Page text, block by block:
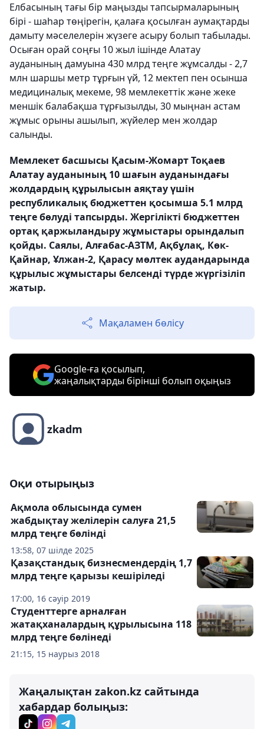
Елбасының тағы бір маңызды тапсырмаларының
бірі - шаһар төңірегін, қалаға қосылған аумақтарды
дамыту мәселелерін жүзеге асыру болып табылады.
Осыған орай соңғы 10 жыл ішінде Алатау
ауданының дамуына 430 млрд теңге жұмсалды - 2,7
млн шаршы метр тұрғын үй, 12 мектеп пен осынша
медициналық мекеме, 98 мемлекеттік және жеке
меншік балабақша тұрғызылды, 30 мыңнан астам
жұмыс орыны ашылып, жүйелер мен жолдар
салынды.
Мемлекет басшысы Қасым-Жомарт Тоқаев
Алатау ауданының 10 шағын ауданындағы
жолдардың құрылысын аяқтау үшін
республикалық бюджеттен қосымша 5.1 млрд
теңге бөлуді тапсырды. Жергілікті бюджеттен
ортақ қаржыландыру жұмыстары орындалып
қойды. Саялы, Алғабас-АЗТМ, Ақбұлақ, Көк-
Қайнар, Ұлжан-2, Қарасу мөлтек аудандарында
құрылыс жұмыстары белсенді түрде жүргізіліп
жатыр.
Мақаламен бөлісу
Google-ға қосылып,
жаңалықтарды бірінші болып оқыңыз
zkadm
Оқи отырыңыз
13:58, 07 шілде 2025
Ақмола облысында сумен
жабдықтау желілерін салуға 21,5
млрд теңге бөлінді
17:00, 16 сәуір 2019
Қазақстандық бизнесмендердің 1,7
млрд теңге қарызы кешіріледі
21:15, 15 наурыз 2018
Студенттерге арналған
жатақханалардың құрылысына 118
млрд теңге бөлінеді
Жаңалықтан zakon.kz сайтында
хабардар болыңыз: